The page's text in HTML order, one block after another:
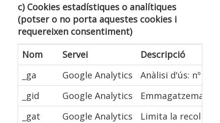
c) Cookies estadístiques o analítiques
(potser o no porta aquestes cookies i
requereixen consentiment)
Nom
Servei
Descripció
_ga
Google Analytics
Anàlisi d'ús: nº
_gid
Google Analytics
Emmagatzema i
_gat
Google Analytics
Limita la recollida